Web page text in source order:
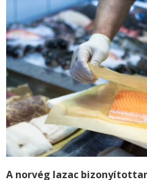
A norvég lazac